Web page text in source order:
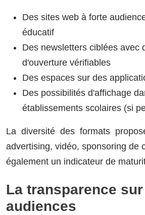
Des sites web à forte
éducatif
Des newsletters ciblées avec
d'ouverture vérifiables
Des espaces sur des
Des possibilités d'affichage
établissements scolaires (si
La diversité des formats
advertising, vidéo, sponsoring de
également un indicateur de
La transparence
audiences